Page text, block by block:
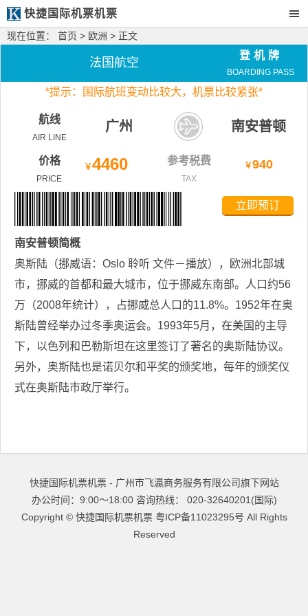
快捷国际机票机票
现在位置： 首页 > 欧洲 > 正文
法国航空
登机牌
BOARDING PASS
*提示：国际航班变动比较大， 机票比较紧张*
航线
AIR LINE
广州 南安普顿
价格
PRICE
￥4460 参考税费
TAX
￥940
立即预订
南安普顿简概
奥斯陆（挪威语：Oslo 聆听 文件－播放），欧洲北部城
市，挪威的首都和最大城市，位于挪威东南部。人口约56
万（2008年统计），占挪威总人口的11.8%。1952年在奥
斯陆曾经举办过冬季奥运会。1993年5月，在美国的主导
下，以色列和巴勒斯坦在这里签订了著名的奥斯陆协议。
另外，奥斯陆也是诺贝尔和平奖的颁奖地，每年的颁奖仪
式在奥斯陆市政厅举行。
快捷国际机票机票 - 广州市飞瀛商务服务有限公司旗下网站
办公时间：9:00～18:00 咨询热线： 020-32640201(国际)
Copyright © 快捷国际机票机票 粤ICP备11023295号 All Rights
Reserved